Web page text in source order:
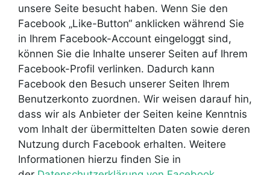
unsere Seite besucht haben. Wenn Sie den
Facebook „Like-Button“ anklicken während Sie
in Ihrem Facebook-Account eingeloggt sind,
können Sie die Inhalte unserer Seiten auf Ihrem
Facebook-Profil verlinken. Dadurch kann
Facebook den Besuch unserer Seiten Ihrem
Benutzerkonto zuordnen. Wir weisen darauf hin,
dass wir als Anbieter der Seiten keine Kenntnis
vom Inhalt der übermittelten Daten sowie deren
Nutzung durch Facebook erhalten. Weitere
Informationen hierzu finden Sie in